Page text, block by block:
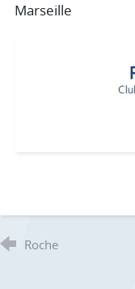
Marseille
Roche